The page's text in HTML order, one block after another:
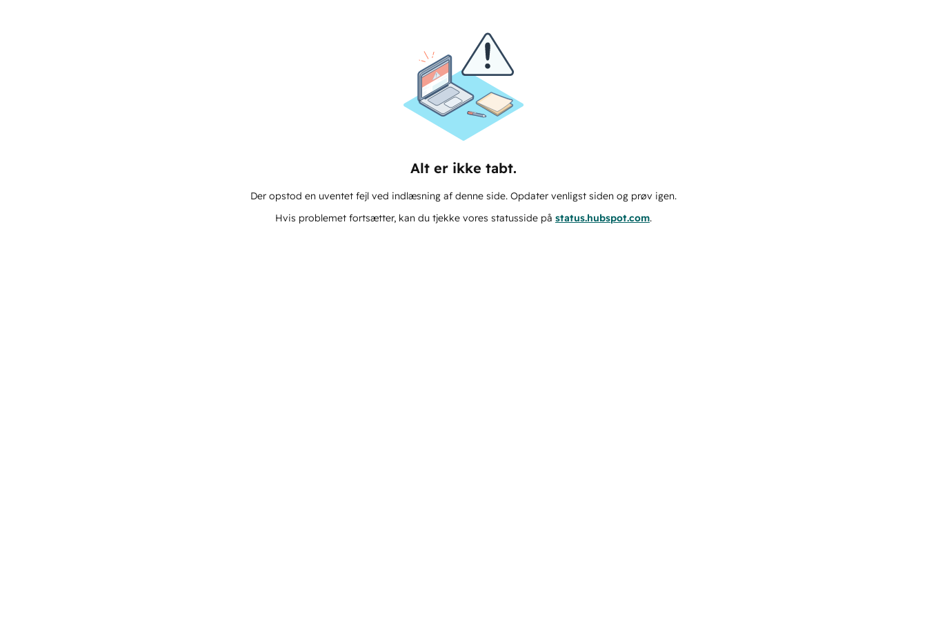
Alt er ikke tabt.
Der opstod en uventet fejl ved indlæsning af denne side. Opdater venligst siden og prøv igen.
Hvis problemet fortsætter, kan du tjekke vores statusside på status.hubspot.com.